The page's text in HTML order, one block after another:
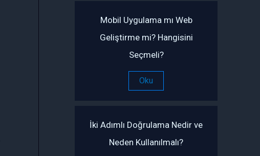
Mobil Uygulama mı Web
Geliştirme mi? Hangisini
Seçmeli?
Oku
İki Adımlı Doğrulama Nedir ve
Neden Kullanılmalı?